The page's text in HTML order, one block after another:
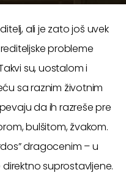
ali je zato još uvek
probleme
su, uostalom i
sa raznim životnim
da ih razreše pre
bulšitom, žvakom.
dragocenim – u
suprostavljene.